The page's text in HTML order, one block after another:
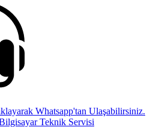
Whatsapp'tan Ulaşabilirsiniz.